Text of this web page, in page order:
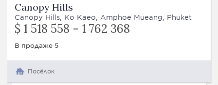
Canopy Hills
Canopy Hills, Ko Kaeo, Amphoe Mueang, Phuket
$ 1 518 558 - 1 762 368
В продаже 5
Посёлок